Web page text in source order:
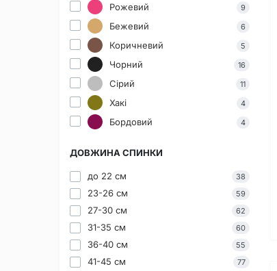
Рожевий 9
Бежевий 6
Коричневий 5
Чорний 16
Сірий 11
Хакі 4
Бордовий 4
ДОВЖИНА СПИНКИ
до 22 см 38
23-26 см 59
27-30 см 62
31-35 см 60
36-40 см 55
41-45 см 77